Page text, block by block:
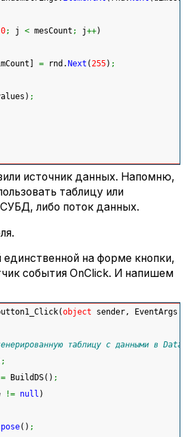
0; j < mesCount ; j++)
= rnd. Next (255) ;
) ;
источник данных. Напомню,
таблицу или
либо поток данных.
на форме кнопки,
события OnClick. И напишем
(object sender, EventArgs e
таблицу с данными в
;
= BuildDS( ) ;
!= null )
( ) ;